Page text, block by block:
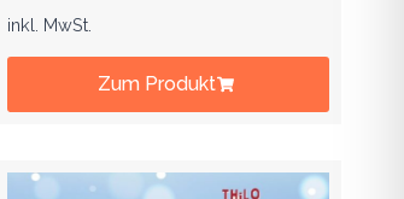
inkl. MwSt.
Zum Produkt